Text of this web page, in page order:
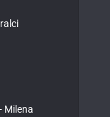
Milena